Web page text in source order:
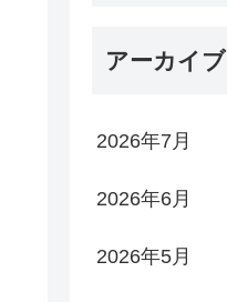
アーカイブ
2026年7月
2026年6月
2026年5月